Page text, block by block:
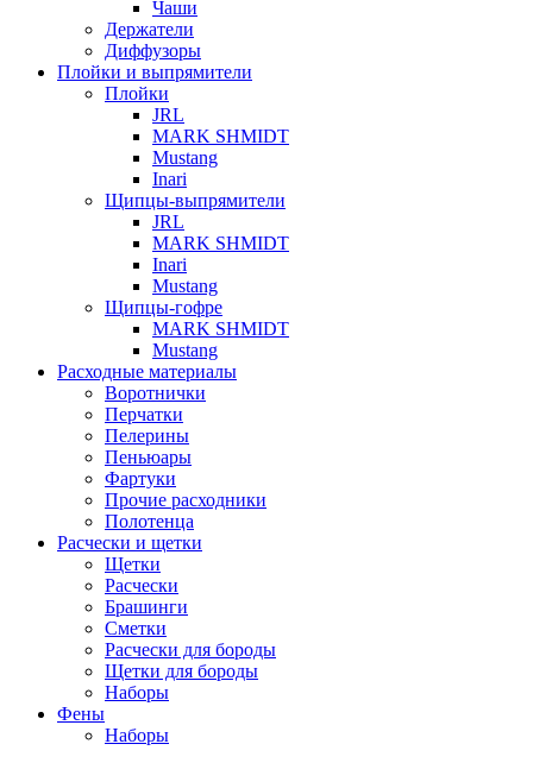
Чаши
Держатели
Диффузоры
Плойки и выпрямители
Плойки
JRL
MARK SHMIDT
Mustang
Inari
Щипцы-выпрямители
JRL
MARK SHMIDT
Inari
Mustang
Щипцы-гофре
MARK SHMIDT
Mustang
Расходные материалы
Воротнички
Перчатки
Пелерины
Пеньюары
Фартуки
Прочие расходники
Полотенца
Расчески и щетки
Щетки
Расчески
Брашинги
Сметки
Расчески для бороды
Щетки для бороды
Наборы
Фены
Наборы